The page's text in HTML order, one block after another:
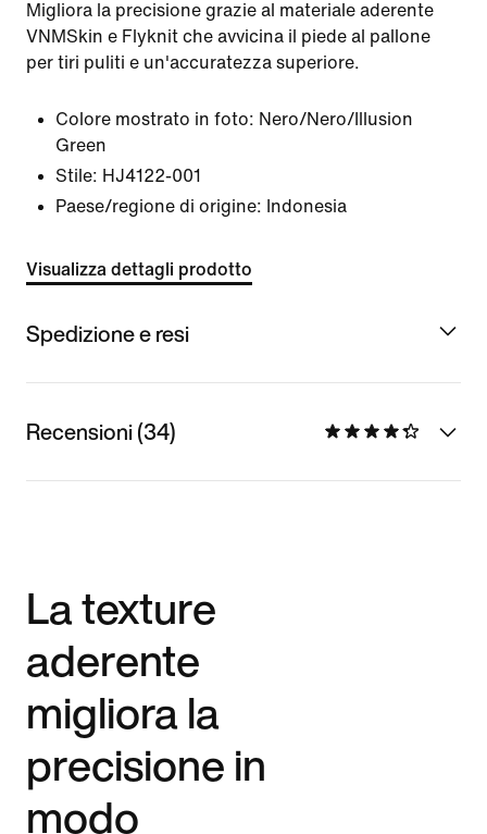
Migliora la precisione grazie al materiale aderente
VNMSkin e Flyknit che avvicina il piede al pallone
per tiri puliti e un'accuratezza superiore.
Colore mostrato in foto: Nero/Nero/Illusion
Green
Stile: HJ4122-001
Paese/regione di origine: Indonesia
Visualizza dettagli prodotto
Spedizione e resi
Recensioni (34)
La texture
aderente
migliora la
precisione in
modo